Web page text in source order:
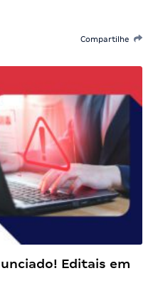
Compartilhe
Editais em